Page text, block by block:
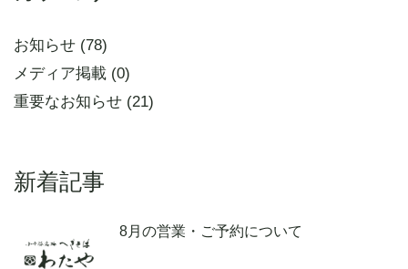
お知らせ (78)
メディア掲載 (0)
重要なお知らせ (21)
新着記事
8月の営業・ご予約について